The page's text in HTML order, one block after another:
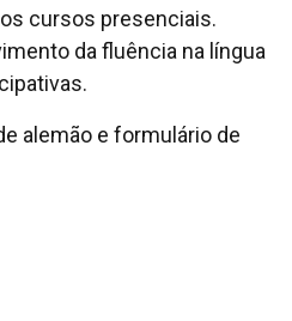
cursos presenciais.
da fluência na língua
alemão e formulário de